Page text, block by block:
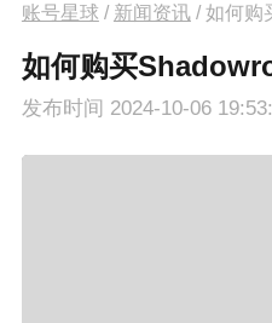
账号星球 / 新闻资讯/如何购
如何购买
发布时间 2024-10-06